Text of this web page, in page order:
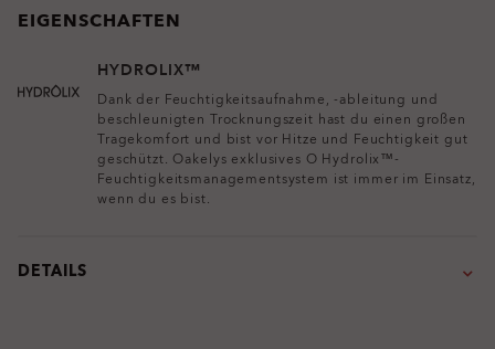
EIGENSCHAFTEN
HYDROLIX™
Dank der Feuchtigkeitsaufnahme, -ableitung und
beschleunigten Trocknungszeit hast du einen großen
Tragekomfort und bist vor Hitze und Feuchtigkeit gut
geschützt. Oakelys exklusives O Hydrolix™-
Feuchtigkeitsmanagementsystem ist immer im Einsatz,
wenn du es bist.
DETAILS